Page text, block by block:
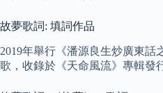
故夢歌詞: 填詞作品
2019年舉行《潘源良生炒廣東
歌，收錄於《天命風流》專輯發